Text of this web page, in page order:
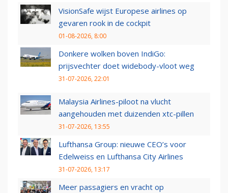
VisionSafe wijst Europese airlines op
gevaren rook in de cockpit
01-08-2026, 8:00
Donkere wolken boven IndiGo:
prijsvechter doet widebody-vloot weg
31-07-2026, 22:01
Malaysia Airlines-piloot na vlucht
aangehouden met duizenden xtc-pillen
31-07-2026, 13:55
Lufthansa Group: nieuwe CEO’s voor
Edelweiss en Lufthansa City Airlines
31-07-2026, 13:17
Meer passagiers en vracht op